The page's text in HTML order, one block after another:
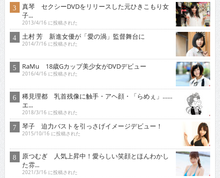
真琴 セクシーDVDをリリースした元ひきこもり女
子...
2013/4/16 に投稿された
土村 芳 新進女優が「愛の渦」監督舞台に
2014/7/16 に投稿された
RaMu 18歳Gカップ美少女がDVDデビュー
2016/4/16 に投稿された
稀見理都 乳首残像に触手・アヘ顔・「らめぇ」……
エ...
2018/3/16 に投稿された
琴子 迫力バストを引っさげイメージデビュー！
2015/10/16 に投稿された
原つむぎ 人気上昇中！愛らしい笑顔とほんわかし
た雰...
2021/3/16 に投稿された